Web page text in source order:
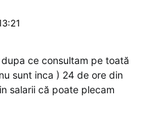
ce consultam pe toată
sunt inca ) 24 de ore din
salarii că poate plecam